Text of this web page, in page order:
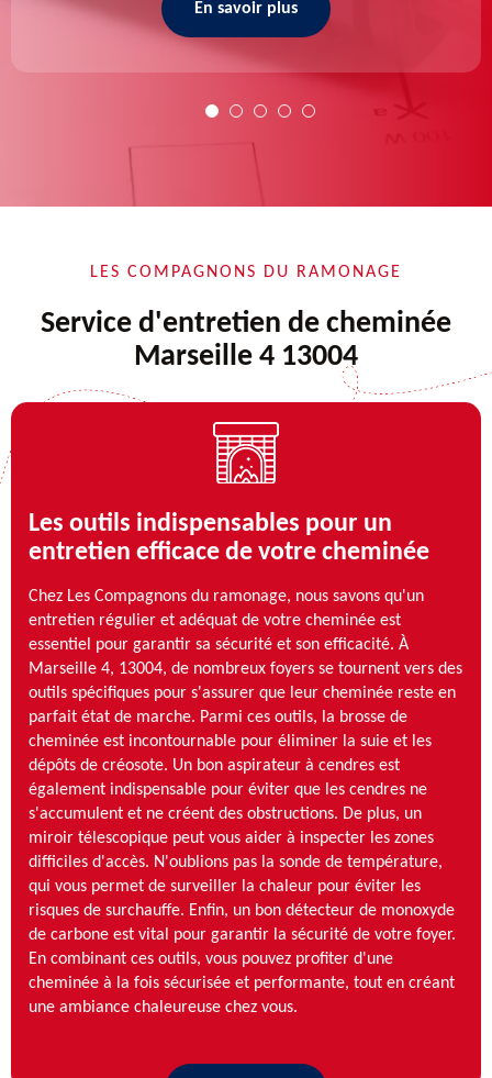
En savoir plus
LES COMPAGNONS DU RAMONAGE
Service d'entretien de cheminée
Marseille 4 13004
Les outils indispensables pour un
entretien efficace de votre cheminée
Chez Les Compagnons du ramonage, nous savons qu'un
entretien régulier et adéquat de votre cheminée est
essentiel pour garantir sa sécurité et son efficacité. À
Marseille 4, 13004, de nombreux foyers se tournent vers des
outils spécifiques pour s'assurer que leur cheminée reste en
parfait état de marche. Parmi ces outils, la brosse de
cheminée est incontournable pour éliminer la suie et les
dépôts de créosote. Un bon aspirateur à cendres est
également indispensable pour éviter que les cendres ne
s'accumulent et ne créent des obstructions. De plus, un
miroir télescopique peut vous aider à inspecter les zones
difficiles d'accès. N'oublions pas la sonde de température,
qui vous permet de surveiller la chaleur pour éviter les
risques de surchauffe. Enfin, un bon détecteur de monoxyde
de carbone est vital pour garantir la sécurité de votre foyer.
En combinant ces outils, vous pouvez profiter d'une
cheminée à la fois sécurisée et performante, tout en créant
une ambiance chaleureuse chez vous.